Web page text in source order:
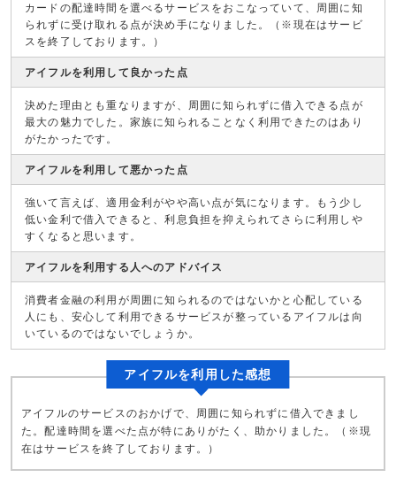
カードの配達時間を選べるサービスをおこなっていて、周囲に知
られずに受け取れる点が決め手になりました。（※現在はサービ
スを終了しております。）
アイフルを利用して良かった点
決めた理由とも重なりますが、周囲に知られずに借入できる点が
最大の魅力でした。家族に知られることなく利用できたのはあり
がたかったです。
アイフルを利用して悪かった点
強いて言えば、適用金利がやや高い点が気になります。もう少し
低い金利で借入できると、利息負担を抑えられてさらに利用しや
すくなると思います。
アイフルを利用する人へのアドバイス
消費者金融の利用が周囲に知られるのではないかと心配している
人にも、安心して利用できるサービスが整っているアイフルは向
いているのではないでしょうか。
アイフルを利用した感想
アイフルのサービスのおかげで、周囲に知られずに借入できまし
た。配達時間を選べた点が特にありがたく、助かりました。（※現
在はサービスを終了しております。）